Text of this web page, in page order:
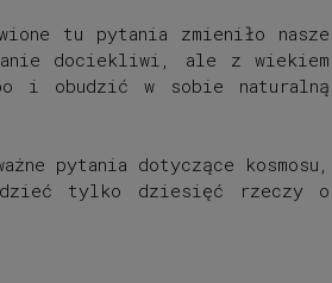
tu pytania zmieniło nasze
dociekliwi, ale z wiekiem
i obudzić w sobie naturalną
pytania dotyczące kosmosu,
tylko dziesięć rzeczy o